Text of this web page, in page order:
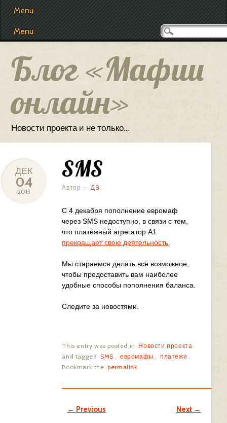
Main menu
Menu
Menu
Блог «Мафии
онлайн»
Новости проекта и не только…
ДЕК
04
2013
SMS
Автор — ДВ
С 4 декабря пополнение евромаф
через SMS недоступно, в связи с тем,
что платёжный агрегатор A1
прекращает свою деятельность
Мы стараемся делать всё возможное,
чтобы предоставить вам наиболее
удобные способы пополнения баланса.
Следите за новостями.
This entry was posted in Новости проекта
and tagged SMS евромафы платежи
Bookmark the permalink
Post navigation
← Previous Next →